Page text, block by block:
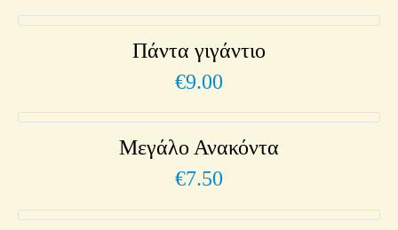
Πάντα γιγάντιο
€9.00
Μεγάλο Ανακόντα
€7.50